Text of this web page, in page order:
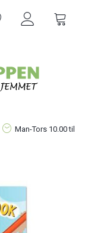
Man-Tors 10.00 til